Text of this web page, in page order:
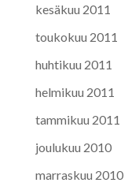
kesäkuu 2011
toukokuu 2011
huhtikuu 2011
helmikuu 2011
tammikuu 2011
joulukuu 2010
marraskuu 2010